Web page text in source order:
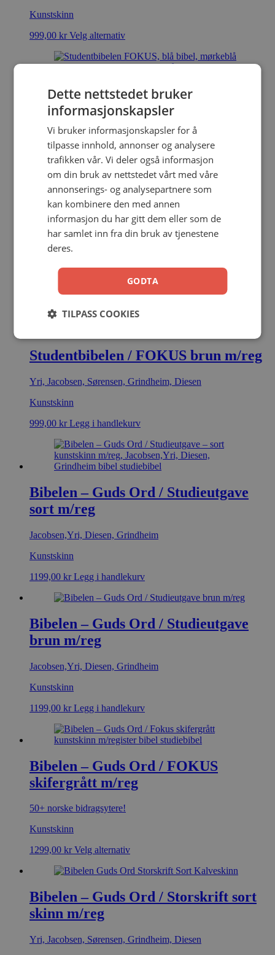
Kunstskinn
999,00 kr Velg alternativ
Studentbibelen / FOKUS blå m/reg
Jacobsen; Grindheim; Sørensen; Yri; Diesen
Kunstskinn
999,00kr Legg i handlekurv
Studentbibelen / FOKUS rosa m/reg
kr Legg i handlekurv
Studentbibelen / FOKUS brun m/reg
Yri, Jacobsen, Sørensen, Grindheim, Diesen
Kunstskinn
999,00 kr Legg i handlekurv
Bibelen – Guds Ord / Studieutgave
sort m/reg
Jacobsen,Yri, Diesen, Grindheim
Kunstskinn
1199,00 kr Legg i handlekurv
Bibelen – Guds Ord / Studieutgave
brun m/reg
Jacobsen,Yri, Diesen, Grindheim
Kunstskinn
1199,00 kr Legg i handlekurv
Bibelen – Guds Ord / FOKUS
skifergrått m/reg
50+ norske bidragsytere!
Kunstskinn
1299,00 kr Velg alternativ
Bibelen – Guds Ord / Storskrift sort
skinn m/reg
Yri, Jacobsen, Sørensen, Grindheim, Diesen
Dette nettstedet bruker
informasjonskapsler
Vi bruker informasjonskapsler for å
tilpasse innhold, annonser og analysere
trafikken vår. Vi deler også informasjon
om din bruk av nettstedet vårt med våre
annonserings- og analysepartnere som
kan kombinere den med annen
informasjon du har gitt dem eller som de
har samlet inn fra din bruk av tjenestene
deres.
GODTA
TILPASS COOKIES